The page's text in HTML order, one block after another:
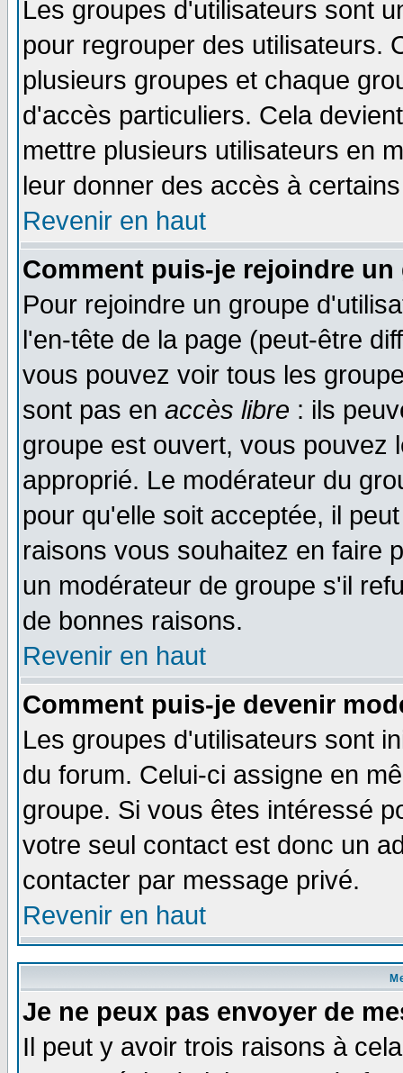
Les groupes d'utilisateurs sont
pour regrouper des utilisateurs.
plusieurs groupes et chaque
d'accès particuliers. Cela
mettre plusieurs utilisateurs en
leur donner des accès à
Revenir en haut
Comment puis-je rejoindre
Pour rejoindre un groupe
l'en-tête de la page (peut-être
vous pouvez voir tous les
sont pas en accès libre : ils
groupe est ouvert, vous pouvez
approprié. Le modérateur du
pour qu'elle soit acceptée, il
raisons vous souhaitez en faire
un modérateur de groupe s'il
de bonnes raisons.
Revenir en haut
Comment puis-je devenir
Les groupes d'utilisateurs sont
du forum. Celui-ci assigne en
groupe. Si vous êtes intéressé
votre seul contact est donc un
contacter par message privé.
Revenir en haut
Je ne peux pas envoyer de
Il peut y avoir trois raisons à